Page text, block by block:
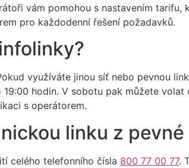
vám pomohou s nastavením
pro každodenní řešení požadavků.
využíváte jinou síť nebo pevnou
hodin. V sobotu pak můžete volat
s operátorem.
linku z pevné
celého telefonního čísla 800 77 00 77.